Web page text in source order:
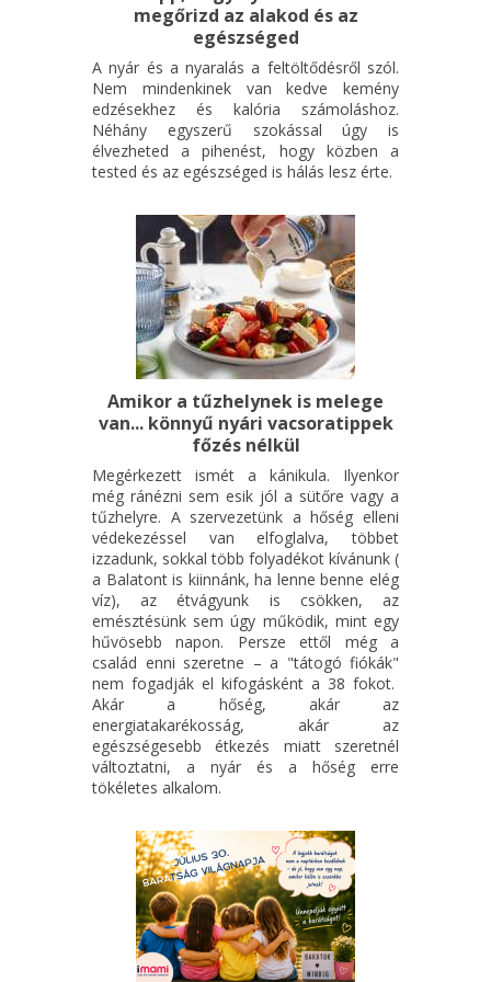
agyvérzése volt, amit, mint utóbb kiderült, egy veleszületett
agyi érdeformitás okozott, s amiről azelőtt tudomásunk nem
A vérzés következtében fél oldala lebénult, sérült a látása.
Az elmúlt időszakban Budapestre, a Bethesda Alapítványhoz
jártunk intenzív rehabilitációra. Abigél, köszönhetően az erős
akaratának, elszántságának, mostanra lábra állt, s újra
Az elmúlt időszak, a rengeteg utazás, a családtól külön töltött
idő viszont arra sarkallt minket, hogy itthon, Pécsen
igyekezzünk megoldani Abigél további fejlesztéseit - hiszen a
rehabilitáció nem áll meg, még hónapokig, évekig szükségünk
Szerencsénkre Pécsen létezik egy nagyszerű hely, tele
felkészült szakemberekkel, ahol Abigél jó kezekben lehet - a
Borsóház Alapítvány. Az itteni fejlesztések viszont nem OEP
támogatottak, így az eseményen való részvételeddel vagy
támogatói jegy megvásárlásával a fejlesztő foglalkozásainkat
támogatod!
Ehhez kapcsolódóan a fontosabb információk:
A rendezvényen való részvételhez ELŐREGISZTRÁCIÓ
szükséges, melyet acamp1gym@gmail.comemail címen
tehetsz meg.
Fontos, hogy az email-ben tüntesd fel, hogy hány főre
szeretnél regisztrálni - hány felnőtt és hány gyermek!
A regisztrációt követően az esemény napján lesz
lehetőséged a jegyet kifizetned - ez történhet
készpénzzel és bankkártyával is.
A fizetést követően a család minden tagja karszalagot
kap, tehát ha idő közben kicsit elmennél, utána lesz
lehetőséged visszajönni.
megőrizd az alakod és az
egészséged
A nyár és a nyaralás a feltöltődésről szól.
Nem mindenkinek van kedve kemény
edzésekhez és kalória számoláshoz.
Néhány egyszerű szokással úgy is
élvezheted a pihenést, hogy közben a
tested és az egészséged is hálás lesz érte.
Amikor a tűzhelynek is melege
van... könnyű nyári vacsoratippek
főzés nélkül
Megérkezett ismét a kánikula. Ilyenkor
még ránézni sem esik jól a sütőre vagy a
tűzhelyre. A szervezetünk a hőség elleni
védekezéssel van elfoglalva, többet
izzadunk, sokkal több folyadékot kívánunk (
a Balatont is kiinnánk, ha lenne benne elég
víz), az étvágyunk is csökken, az
emésztésünk sem úgy működik, mint egy
hűvösebb napon. Persze ettől még a
család enni szeretne – a "tátogó fiókák"
nem fogadják el kifogásként a 38 fokot.
Akár a hőség, akár az
energiatakarékosság, akár az
egészségesebb étkezés miatt szeretnél
változtatni, a nyár és a hőség erre
tökéletes alkalom.